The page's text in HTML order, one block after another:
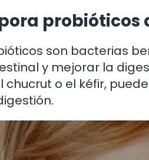
probióticos
son bacterias
y mejorar la
chucrut o el kéfir,